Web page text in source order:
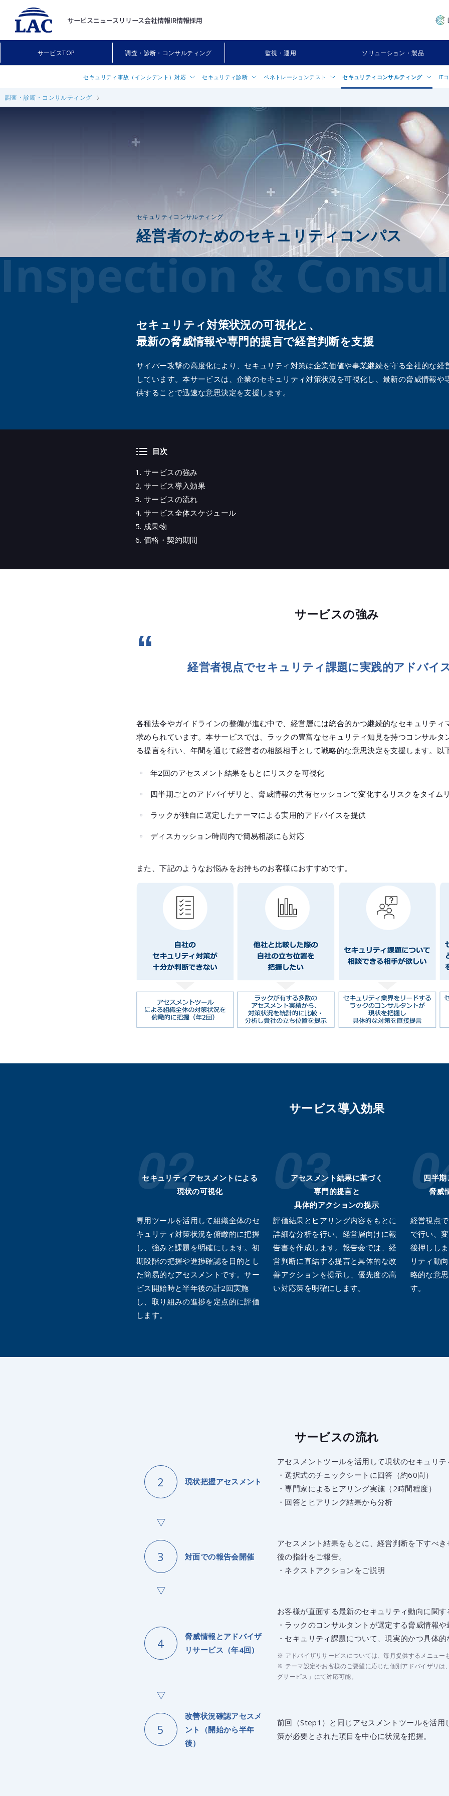
サービスニュースリリース会社情報IR情報採用
サービスTOP 調査・診断・コンサルティング 監視・運用 ソリューション・製品
セキュリティ事故（インシデント）対応
インシデント対応支援サービス「サイバー
®（ラック インシデント・レスポン
セキュリティ診断
セキュリティ診断（脆弱性診断・検査）に
プラットフォーム診断
サーバセキュリティ設定診断（スポット診
断）
無線LANセキュリティ診断
クライアント端末（PC）セキュリティ設定
スマートフォンアプリケーション診断
Secure Coding Checker®
クラウドセキュリティ設定診断（スポット
SaaS設定診断
生成AI活用システム リスク診断
ペネトレーションテスト
ペネトレーションテストについて
情報システムペネトレーションテスト
情報システムペネトレーションテスト エク
スプレス
アプリケーションペネトレーションテスト
チート対策ペネトレーションテスト
IoTデバイスペネトレーションテスト
セキュリティ対策アセスメントツール
「Cymulate」
TLPT（脅威ベースのペネトレーションテ
スト）
セキュリティコンサルティング
セキュリティコンサルティングサー
グローバルセキュリティ実態アセ
CSIRT構築支援サービス
金融犯罪対策コンサルティング
金融機関向けサイバーセキュリティ
情報セキュリティプランニング
定期セキュリティコンサルティング
産業制御システム向けリスクアセス
システムセキュリティデザイン
サプライチェーンリスク評価サービ
（Panorays）
CIS Controlsアセスメントサービス
IoTセキュア開発コンサルティング
by Snyk
脆弱性管理コンサルティング
簡易アセスメントサービス「クイッ
IT
ITコン
インフ
IT-BCP
情報セ
支援
調査・診断・コンサルティング
セキュリティコンサルティング
経営者のためのセキュリティコンパス
Inspection &
セキュリティ対策状況の可視化と、
最新の脅威情報や専門的提言で経営判断を支援
サイバー攻撃の高度化により、セキュリティ対策は企業価値や事業継続を守る全社的な経
しています。本サービスは、企業のセキュリティ対策状況を可視化し、最新の脅威情報や
供することで迅速な意思決定を支援します。
目次
サービスの強み
サービス導入効果
サービスの流れ
サービス全体スケジュール
成果物
価格・契約期間
サービスの強み
経営者視点でセキュリティ課題に実践的アドバイ
各種法令やガイドラインの整備が進む中で、経営層には統合的かつ継続的なセキュリティ
求められています。本サービスでは、ラックの豊富なセキュリティ知見を持つコンサルタ
る提言を行い、年間を通じて経営者の相談相手として戦略的な意思決定を支援します。以
年2回のアセスメント結果をもとにリスクを可視化
四半期ごとのアドバイザリと、脅威情報の共有セッションで変化するリスクをタイム
ラックが独自に選定したテーマによる実用的アドバイスを提供
ディスカッション時間内で簡易相談にも対応
また、下記のようなお悩みをお持ちのお客様におすすめです。
サービス導入効果
セキュリティアセスメントによる
現状の可視化
専用ツールを活用して組織全体のセ
キュリティ対策状況を俯瞰的に把握
し、強みと課題を明確にします。初
期段階の把握や進捗確認を目的とし
た簡易的なアセスメントです。サー
ビス開始時と半年後の計2回実施
し、取り組みの進捗を定点的に評価
します。
アセスメント結果に基づく
専門的提言と
具体的アクションの提示
評価結果とヒアリング内容をもとに
詳細な分析を行い、経営層向けに報
告書を作成します。報告会では、経
営判断に直結する提言と具体的な改
善アクションを提示し、優先度の高
い対応策を明確にします。
四半
脅威
経営視点
で行い、
後押しし
リティ動
略的な意
す。
サービスの流れ
現状把握アセスメント
アセスメントツールを活用して現状のセキュリ
・選択式のチェックシートに回答（約60問）
・専門家によるヒアリング実施（2時間程度）
・回答とヒアリング結果から分析
対面での報告会開催
アセスメント結果をもとに、経営判断を下すべ
後の指針をご報告。
・ネクストアクションをご説明
脅威情報とアドバイザ
リサービス（年4回）
お客様が直面する最新のセキュリティ動向に関
・ラックのコンサルタントが選定する脅威情報
・セキュリティ課題について、現実的かつ具体
※ アドバイザリサービスについては、毎月提供するメニュー
※ テーマ設定やお客様のご要望に応じた個別アドバイザリは
グサービス」にて対応可能。
改善状況確認アセスメ
ント（開始から半年
後）
前回（Step1）と同じアセスメントツールを活用
策が必要とされた項目を中心に状況を把握。